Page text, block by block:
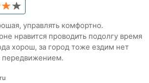
управлять комфортно.
нравится проводить подолгу время
хорош, за город тоже ездим нет